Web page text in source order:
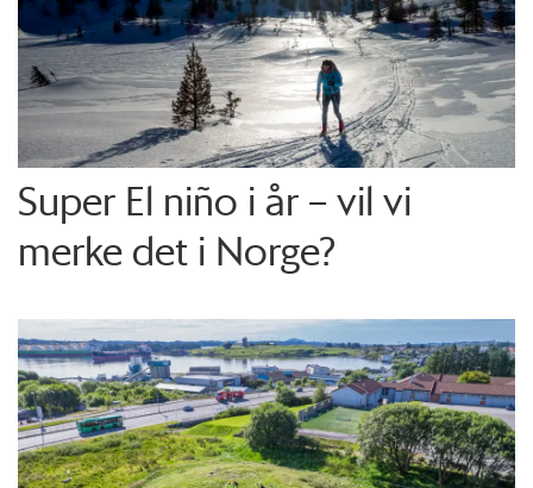
Super El niño i år – vil vi
merke det i Norge?